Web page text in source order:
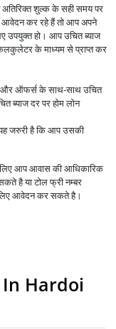
अतिरिक्त शुल्क के सही समय पर
आवेदन कर रहे हैं तो आप अपने
उपयुक्त हो। आप उचित ब्याज
के माध्यम से प्राप्त कर
और ऑफर्स के साथ-साथ उचित
ब्याज दर पर होम लोन
जरुरी है कि आप उसकी
आप आवास की आधिकारिक
है या टोल फ्री नम्बर
आवेदन कर सकते है।
Hardoi